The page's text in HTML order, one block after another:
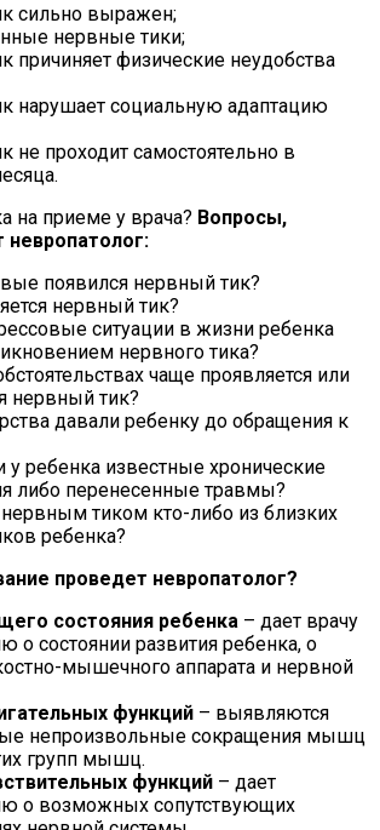
сильно выражен;
нервные тики;
причиняет физические неудобства
нарушает социальную адаптацию
не проходит самостоятельно в
на приеме у врача? Вопросы,
невропатолог:
появился нервный тик?
нервный тик?
ситуации в жизни ребенка
нервного тика?
чаще проявляется или
нервный тик?
давали ребенку до обращения к
ребенка известные хронические
либо перенесенные травмы?
тиком кто-либо из близких
ребенка?
проведет невропатолог?
состояния ребенка – дает врачу
о состоянии развития ребенка, о
мышечного аппарата и нервной
функций – выявляются
непроизвольные сокращения мышц
групп мышц.
функций – дает
о возможных сопутствующих